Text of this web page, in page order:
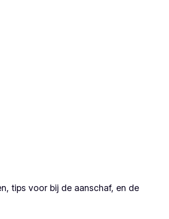
tips voor bij de aanschaf, en de